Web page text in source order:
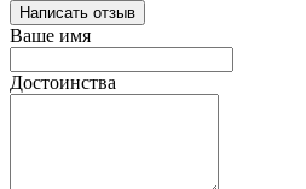
Написать отзыв
Ваше имя
Достоинства